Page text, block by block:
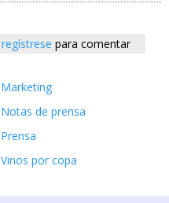
regístrese para comentar
Marketing
Notas de prensa
Prensa
Vinos por copa